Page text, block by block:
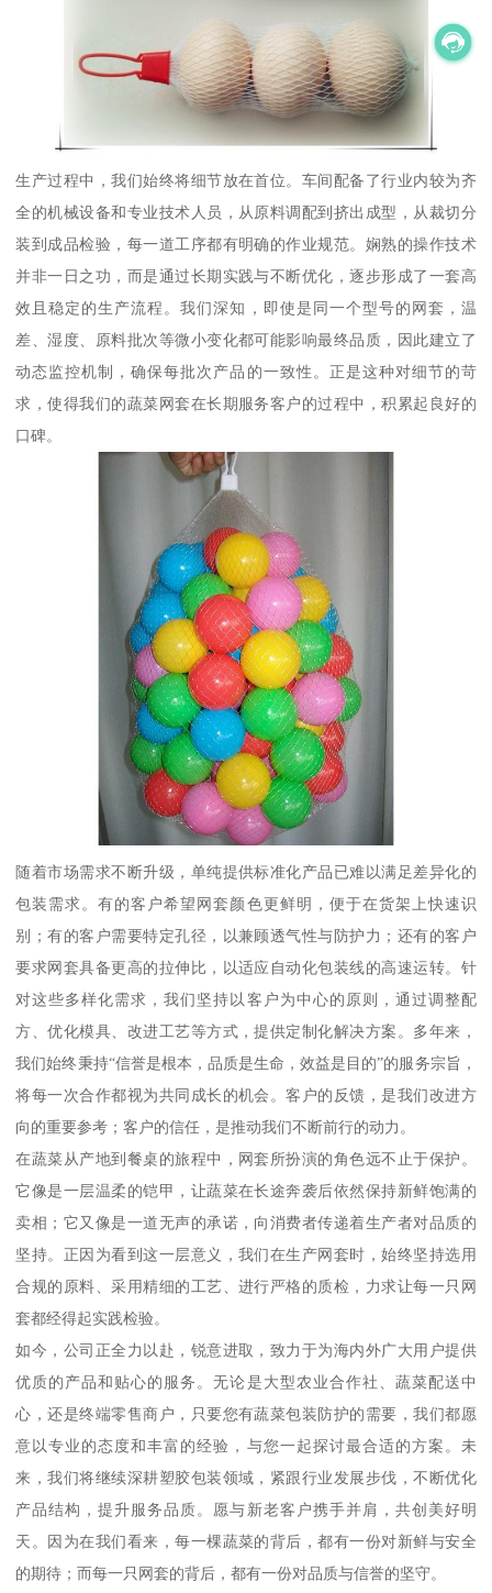
生产过程中，我们始终将细节放在首位。车间配备了行业内较为齐
全的机械设备和专业技术人员，从原料调配到挤出成型，从裁切分
装到成品检验，每一道工序都有明确的作业规范。娴熟的操作技术
并非一日之功，而是通过长期实践与不断优化，逐步形成了一套高
效且稳定的生产流程。我们深知，即使是同一个型号的网套，温
差、湿度、原料批次等微小变化都可能影响最终品质，因此建立了
动态监控机制，确保每批次产品的一致性。正是这种对细节的苛
求，使得我们的蔬菜网套在长期服务客户的过程中，积累起良好的
口碑。
随着市场需求不断升级，单纯提供标准化产品已难以满足差异化的
包装需求。有的客户希望网套颜色更鲜明，便于在货架上快速识
别；有的客户需要特定孔径，以兼顾透气性与防护力；还有的客户
要求网套具备更高的拉伸比，以适应自动化包装线的高速运转。针
对这些多样化需求，我们坚持以客户为中心的原则，通过调整配
方、优化模具、改进工艺等方式，提供定制化解决方案。多年来，
我们始终秉持“信誉是根本，品质是生命，效益是目的”的服务宗旨，
将每一次合作都视为共同成长的机会。客户的反馈，是我们改进方
向的重要参考；客户的信任，是推动我们不断前行的动力。
在蔬菜从产地到餐桌的旅程中，网套所扮演的角色远不止于保护。
它像是一层温柔的铠甲，让蔬菜在长途奔袭后依然保持新鲜饱满的
卖相；它又像是一道无声的承诺，向消费者传递着生产者对品质的
坚持。正因为看到这一层意义，我们在生产网套时，始终坚持选用
合规的原料、采用精细的工艺、进行严格的质检，力求让每一只网
套都经得起实践检验。
如今，公司正全力以赴，锐意进取，致力于为海内外广大用户提供
优质的产品和贴心的服务。无论是大型农业合作社、蔬菜配送中
心，还是终端零售商户，只要您有蔬菜包装防护的需要，我们都愿
意以专业的态度和丰富的经验，与您一起探讨最合适的方案。未
来，我们将继续深耕塑胶包装领域，紧跟行业发展步伐，不断优化
产品结构，提升服务品质。愿与新老客户携手并肩，共创美好明
天。因为在我们看来，每一棵蔬菜的背后，都有一份对新鲜与安全
的期待；而每一只网套的背后，都有一份对品质与信誉的坚守。